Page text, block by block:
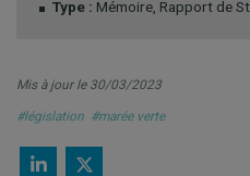
Type : Mémoire, Rapport de
Mis à jour le 30/03/2023
#législation #marée verte